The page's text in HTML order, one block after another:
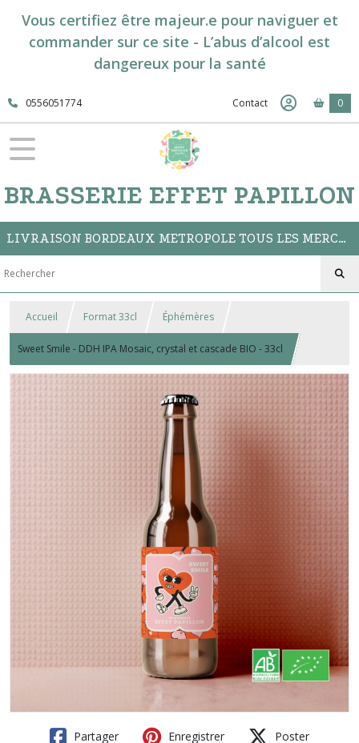
Vous certifiez être majeur.e pour naviguer et
commander sur ce site - L’abus d’alcool est
dangereux pour la santé
0556051774 Contact 0
BRASSERIE EFFET PAPILLON
LIVRAISON BORDEAUX METROPOLE TOUS LES MERCREDIS // CLICK&COLLECT A LA BOUTIQUE DU BAR
Accueil Format 33cl Éphémères
Sweet Smile - DDH IPA Mosaic, crystal et cascade BIO - 33cl
Partager Enregistrer Poster